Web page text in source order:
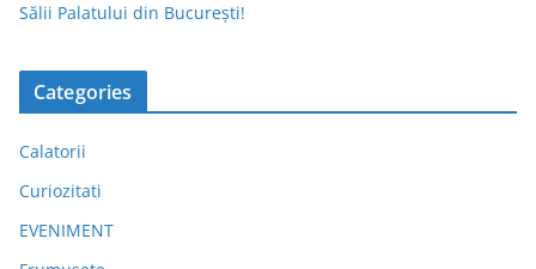
Sălii Palatului din București!
Categories
Calatorii
Curiozitati
EVENIMENT